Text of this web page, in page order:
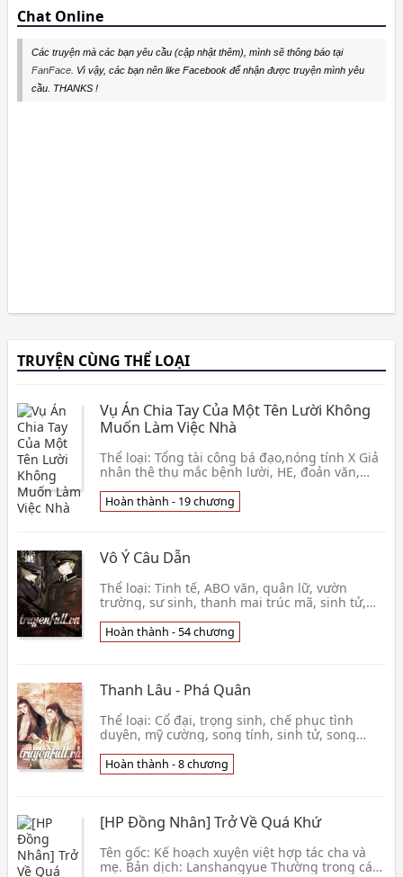
Chat Online
Các truyện mà các bạn yêu cầu (cập nhật thêm), mình sẽ thông báo tại
FanFace. Vì vậy, các bạn nên like Facebook để nhận được truyện mình yêu
cầu. THANKS !
TRUYỆN CÙNG THỂ LOẠI
Vụ Án Chia Tay Của Một Tên Lười Không
Muốn Làm Việc Nhà
Thể loại: Tổng tài công bá đạo,nóng tính X Giả
nhân thê thụ mắc bệnh lười, HE, đoản văn,
Rin, Dan Beta: Manh Manh Nhử mồi: Nội dung
thể hiện ngay từ tên truyện. Đây là đoản văn
Hoàn thành - 19 chương
Vô Ý Câu Dẫn
Thể loại: Tinh tế, ABO văn, quân lữ, vườn
trường, sư sinh, thanh mai trúc mã, sinh tử,
công x đơn t
Hoàn thành - 54 chương
Thanh Lâu - Phá Quân
Thể loại: Cổ đại, trọng sinh, chế phục tình
duyên, mỹ cường, song tính, sinh tử, song
ràng là c
Hoàn thành - 8 chương
[HP Đồng Nhân] Trở Về Quá Khứ
Tên gốc: Kế hoạch xuyện việt hợp tác cha và
mẹ. Bản dịch: Lanshangyue Thường trong các